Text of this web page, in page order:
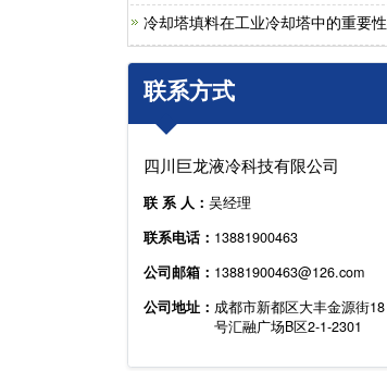
冷却塔填料在工业冷却塔中的重要性
联系方式
四川巨龙液冷科技有限公司
联 系 人： 吴经理
联系电话： 13881900463
公司邮箱： 13881900463@126.com
公司地址： 成都市新都区大丰金源街18
号汇融广场B区2-1-2301